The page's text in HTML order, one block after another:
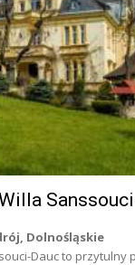
Dolnośląskie
Dauc to przytulny